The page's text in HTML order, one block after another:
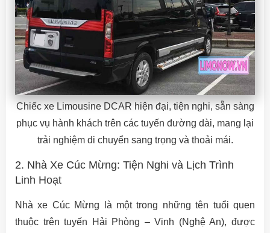
Chiếc xe Limousine DCAR hiện đại, tiện nghi, sẵn sàng
phục vụ hành khách trên các tuyến đường dài, mang lại
trải nghiệm di chuyển sang trọng và thoải mái.
2. Nhà Xe Cúc Mừng: Tiện Nghi và Lịch Trình
Linh Hoạt
Nhà xe Cúc Mừng là một trong những tên tuổi quen
thuộc trên tuyến Hải Phòng – Vinh (Nghệ An), được